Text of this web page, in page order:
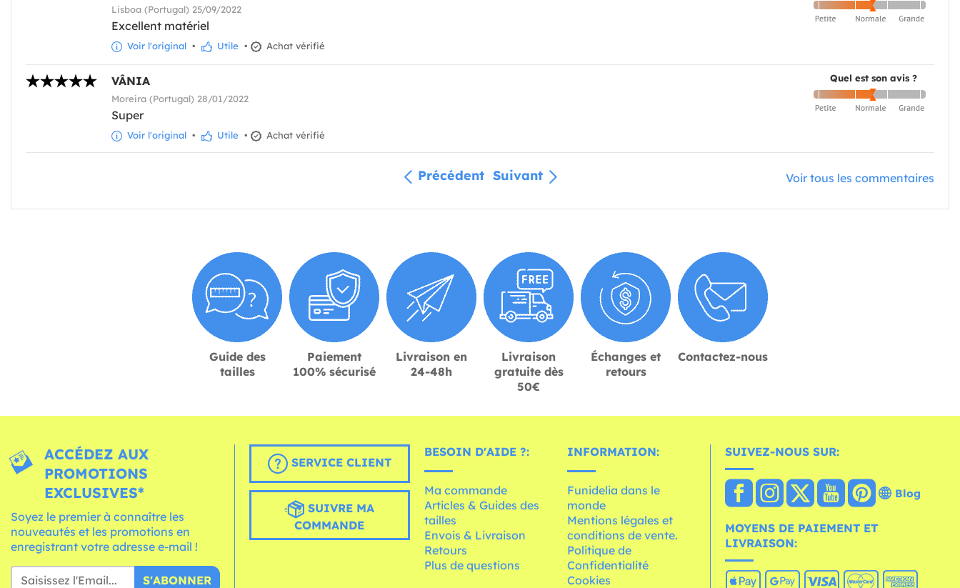
Lisboa (Portugal) 25/09/2022
Excellent matériel
Voir l'original • Utile • Achat vérifié
Quel est son avis ?
VÂNIA
Moreira (Portugal) 28/01/2022
Super
Voir l'original • Utile • Achat vérifié
Précédent Suivant Voir tous les commentaires
Guide des
tailles
Paiement
100% sécurisé
Livraison en
24-48h
Livraison
gratuite dès
50€
Échanges et
retours
Contactez-nous
ACCÉDEZ AUX
PROMOTIONS
EXCLUSIVES*
Soyez le premier à connaître les
nouveautés et les promotions en
enregistrant votre adresse e-mail !
S'ABONNER
SERVICE CLIENT
SUIVRE MA
COMMANDE
BESOIN D'AIDE ?:
Ma commande
Articles & Guides des
tailles
Envois & Livraison
Retours
Plus de questions
INFORMATION:
Funidelia dans le
monde
Mentions légales et
conditions de vente.
Politique de
Confidentialité
Cookies
SUIVEZ-NOUS SUR:
Blog
MOYENS DE PAIEMENT ET
LIVRAISON: